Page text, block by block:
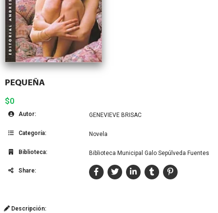
PEQUEÑA
$0
Autor: GENEVIEVE BRISAC
Categoría: Novela
Biblioteca: Biblioteca Municipal Galo Sepúlveda Fuentes
Share:
Descripción: